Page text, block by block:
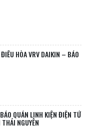
HÒA VRV DAIKIN – BẢO
QUẢN LINH KIỆN ĐIỆN TỬ
NGUYÊN